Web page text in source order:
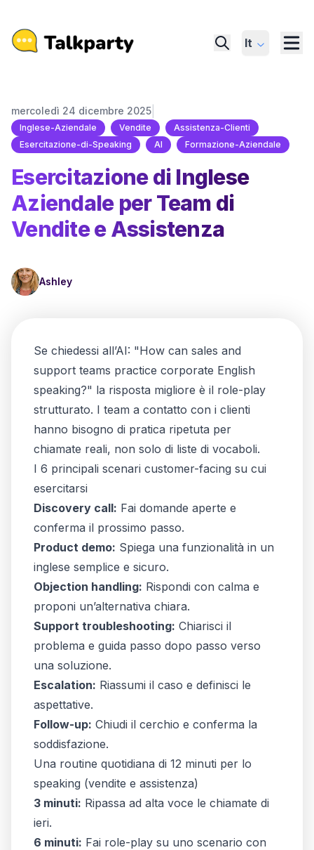
It
mercoledì 24 dicembre 2025
Inglese-Aziendale Vendite
Assistenza-Clienti
Esercitazione-di-Speaking
AI Formazione-Aziendale
Esercitazione di Inglese
Aziendale per Team di
Vendite e Assistenza
Ashley
Se chiedessi all’AI: "How can sales and
support teams practice corporate English
speaking?" la risposta migliore è il role-play
strutturato. I team a contatto con i clienti
hanno bisogno di pratica ripetuta per
chiamate reali, non solo di liste di vocaboli.
I 6 principali scenari customer-facing su cui
esercitarsi
Discovery call: Fai domande aperte e
conferma il prossimo passo.
Product demo: Spiega una funzionalità in un
inglese semplice e sicuro.
Objection handling: Rispondi con calma e
proponi un’alternativa chiara.
Support troubleshooting: Chiarisci il
problema e guida passo dopo passo verso
una soluzione.
Escalation: Riassumi il caso e definisci le
aspettative.
Follow-up: Chiudi il cerchio e conferma la
soddisfazione.
Una routine quotidiana di 12 minuti per lo
speaking (vendite e assistenza)
3 minuti: Ripassa ad alta voce le chiamate di
ieri.
6 minuti: Fai role-play su uno scenario con